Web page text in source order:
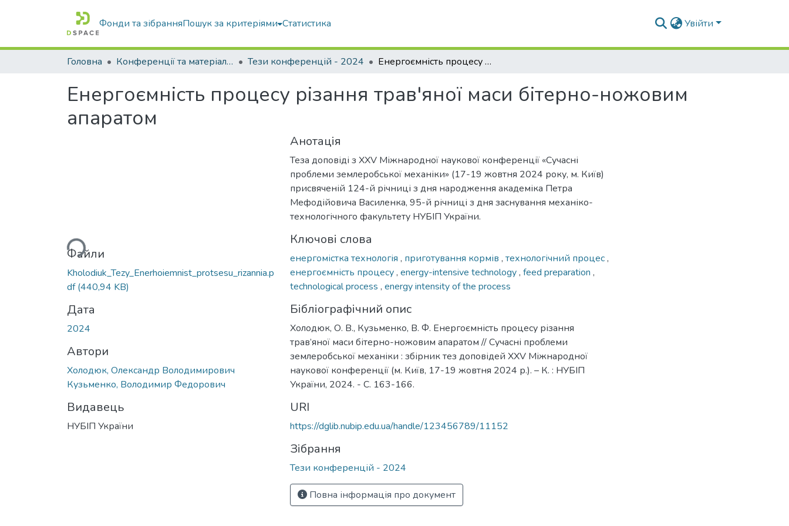
Фонди та зібранняПошук за критеріями Статистика Увійти
Головна Конференції та матеріали конференцій Тези конференцій - 2024 Енергоємність процесу різання трав'яної маси бітерно-ножовим апаратом
Енергоємність процесу різання трав'яної маси бітерно-ножовим
апаратом
Вантажиться...Файли
Kholodiuk_Tezy_Enerhoiemnist_protsesu_rizannia.p
df(440,94 KB)
Дата
2024
Автори
Холодюк, Олександр Володимирович
Кузьменко, Володимир Федорович
Видавець
НУБІП України
Анотація
Теза доповіді з XXV Міжнародної наукової конференції «Сучасні
проблеми землеробської механіки» (17-19 жовтня 2024 року, м. Київ)
присвяченій 124-й річниці з дня народження академіка Петра
Мефодійовича Василенка, 95-й річниці з дня заснування механіко-
технологічного факультету НУБІП України.
Ключові слова
енергомістка технологія , приготування кормів , технологічний процес,
енергоємність процесу, energy-intensive technology, feed preparation ,
technological process , energy intensity of the process
Бібліографічний опис
Холодюк, О. В., Кузьменко, В. Ф. Енергоємність процесу різання
трав’яної маси бітерно-ножовим апаратом // Сучасні проблеми
землеробської механіки : збірник тез доповідей XXV Міжнародної
наукової конференції (м. Київ, 17-19 жовтня 2024 р.). – К. : НУБІП
України, 2024. - С. 163-166.
URI
https://dglib.nubip.edu.ua/handle/123456789/11152
Зібрання
Тези конференцій - 2024
Повна інформація про документ